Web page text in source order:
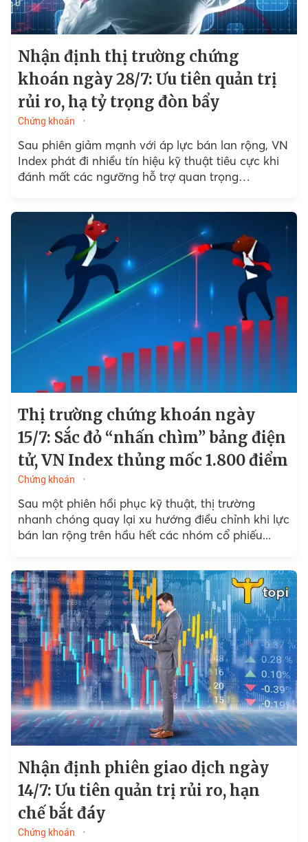
Nhận định thị trường chứng
khoán ngày 28/7: Ưu tiên quản trị
rủi ro, hạ tỷ trọng đòn bẩy
Chứng khoán
Sau phiên giảm mạnh với áp lực bán lan rộng, VN
Index phát đi nhiều tín hiệu kỹ thuật tiêu cực khi
đánh mất các ngưỡng hỗ trợ quan trọng…
Thị trường chứng khoán ngày
15/7: Sắc đỏ “nhấn chìm” bảng điện
tử, VN Index thủng mốc 1.800 điểm
Chứng khoán
Sau một phiên hồi phục kỹ thuật, thị trường
nhanh chóng quay lại xu hướng điều chỉnh khi lực
bán lan rộng trên hầu hết các nhóm cổ phiếu...
Nhận định phiên giao dịch ngày
14/7: Ưu tiên quản trị rủi ro, hạn
chế bắt đáy
Chứng khoán